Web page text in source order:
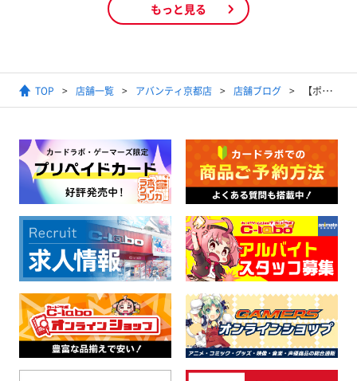
もっと見る
TOP 店舗一覧 アバンティ京都店 店舗ブログ 【ポケモンカード】2022年12月7日ジムバトル(スタンダード)結果発表【優勝デッキレシピ】